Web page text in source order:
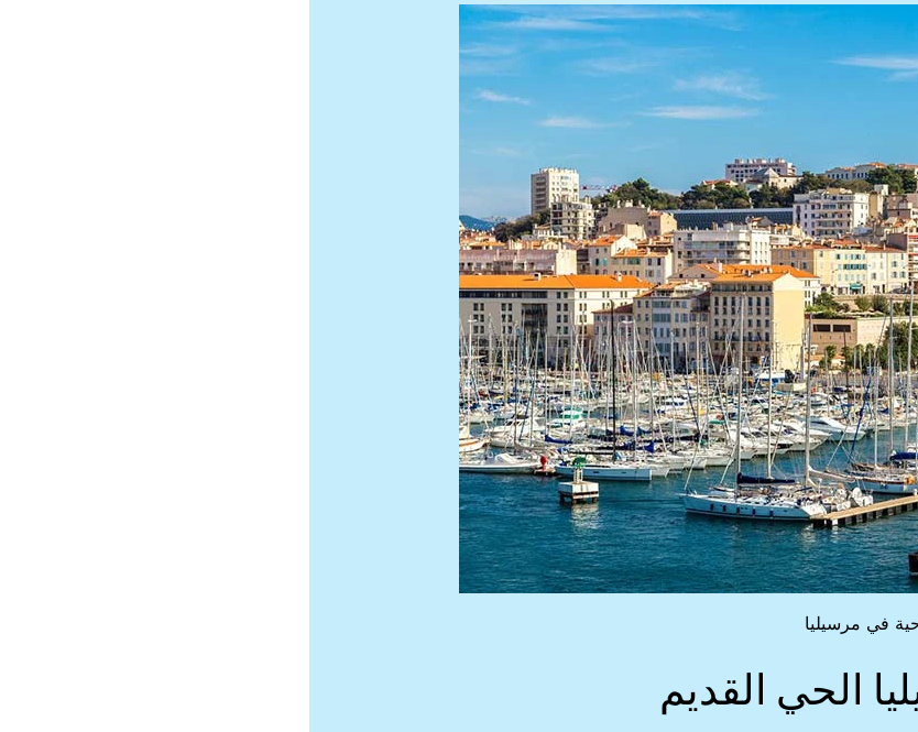
في مرسيليا